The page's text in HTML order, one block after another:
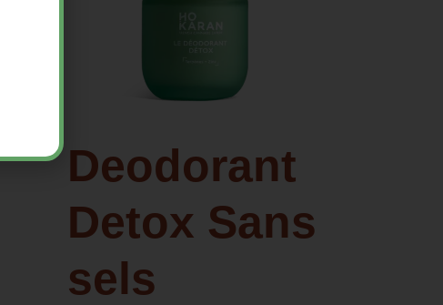
Deodorant
Detox Sans
sels